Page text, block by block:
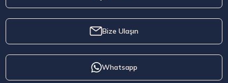
Bize Ulaşın
Whatsapp